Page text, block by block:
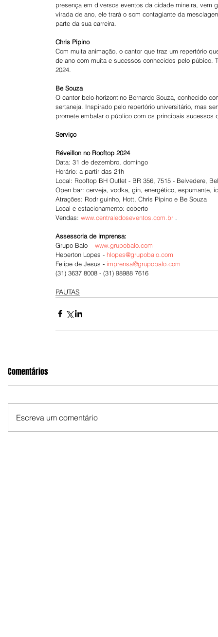
presença em diversos eventos da cidade mineira, vem
virada de ano, ele trará o som contagiante da
parte da sua carreira.
Chris Pipino
Com muita animação, o cantor que traz um repertório
de ano com muita e sucessos conhecidos pelo púbico.
2024.
Be Souza
O cantor belo-horizontino Bernardo Souza, conhecido
sertaneja. Inspirado pelo repertório universitário, mas
promete embalar o público com os principais sucessos
Serviço
Réveillon no Rooftop 2024
Data: 31 de dezembro, domingo
Horário: a partir das 21h
Local: Rooftop BH Outlet - BR 356, 7515 - Belvedere,
Open bar: cerveja, vodka, gin, energético, espumante,
Atrações: Rodriguinho, Hott, Chris Pipino e Be Souza
Local e estacionamento: coberto
Vendas: www.centraledoseventos.com.br .
Assessoria de imprensa:
Grupo Balo – www.grupobalo.com
Heberton Lopes - hlopes@grupobalo.com
Felipe de Jesus - imprensa@grupobalo.com
(31) 3637 8008 - (31) 98988 7616
PAUTAS
Comentários
Escreva um comentário